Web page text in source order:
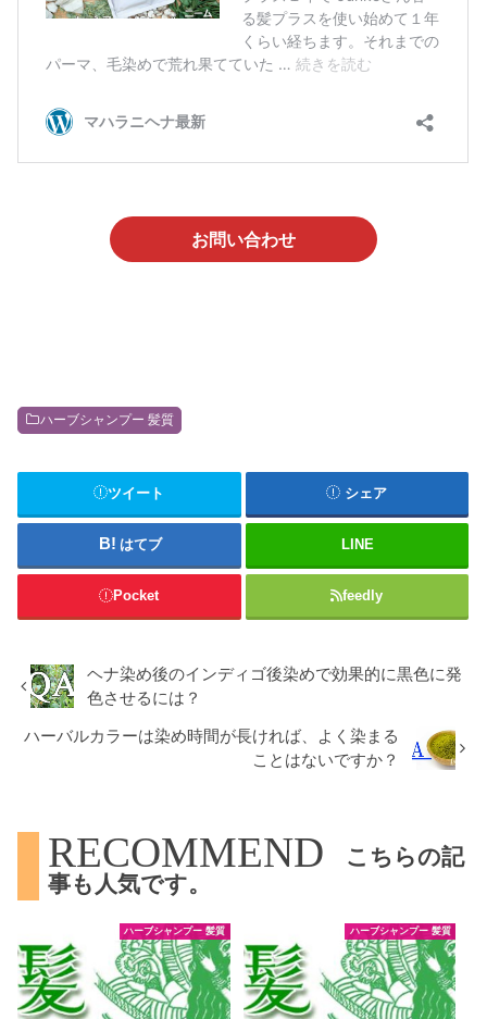
お問い合わせ
ハーブシャンプー 髪質
ツイート シェア
はてブ LINE
Pocket feedly
ヘナ染め後のインディゴ後染めで効果的に黒色に発
色させるには？
ハーバルカラーは染め時間が長ければ、よく染まる
ことはないですか？
RECOMMEND
こちらの記
事も人気です。
ハーブシャンプー 髪質 ハーブシャンプー 髪質